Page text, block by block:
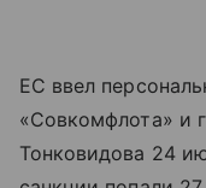
ЕС ввел
«Совкомфлота» и
Тонковидова 24